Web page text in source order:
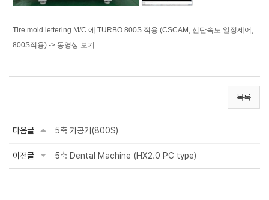
Tire mold lettering M/C 에 TURBO 800S 적용 (CSCAM, 선단속도 일정제어,
800S적용) -> 동영상 보기
목록
다음글 5축 가공기(800S)
이전글 5축 Dental Machine (HX2.0 PC type)